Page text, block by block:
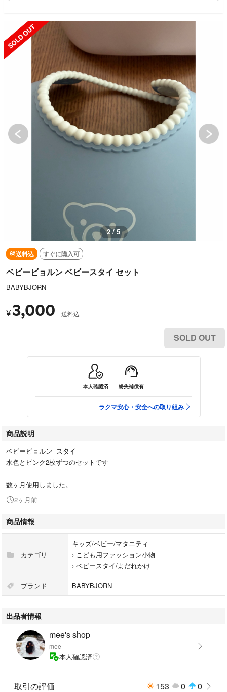
3 / 5
送料込 すぐに購入可
ベビービョルン ベビースタイ セット
BABYBJORN
¥3,000 送料込
SOLD OUT
本人確認済 紛失補償有
ラクマ安心・安全への取り組み
商品説明
ベビービョルン スタイ
水色とピンク2枚ずつのセットです
数ヶ月使用しました。
2ヶ月前
商品情報
カテゴリ
キッズ/ベビー/マタニティ
› こども用ファッション小物
› ベビースタイ/よだれかけ
ブランド BABYBJORN
出品者情報
mee's shop
mee
本人確認済
取引の評価 153 0 0